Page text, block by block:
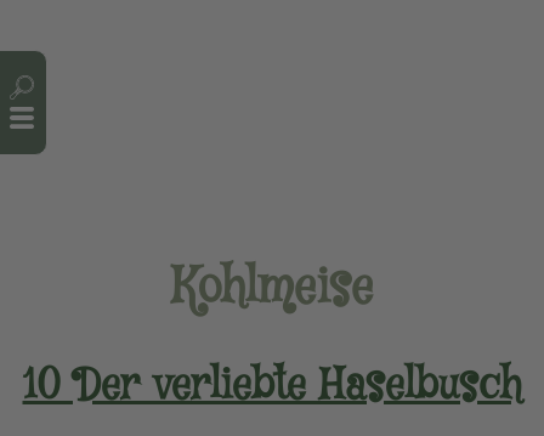
Kohlmeise
10 Der verliebte Haselbusch